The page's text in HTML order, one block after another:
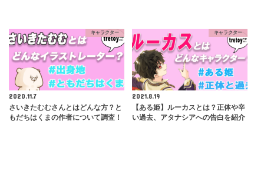
キャラクター
2020.11.7
さいきたむむさんとはどんな方？と
もだちはくまの作者について調査！
キャラクター
2021.8.19
【ある姫】ルーカスとは？正体や辛
い過去、アタナシアへの告白を紹介